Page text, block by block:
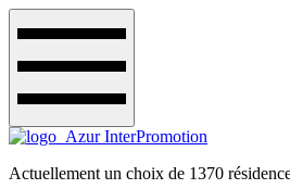
Actuellement un choix de 1370